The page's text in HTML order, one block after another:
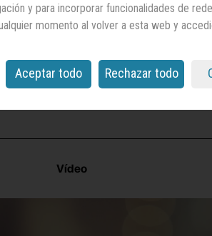
Juguetes/
Lego
Vídeo
y para incorporar funcionalidades de
momento al volver a esta web y
Aceptar todo Rechazar todo